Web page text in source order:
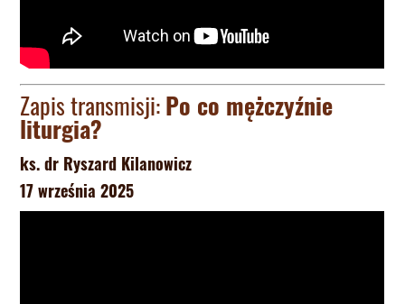
Zapis transmisji:Po co mężczyźnie
liturgia?
ks. dr Ryszard Kilanowicz
17 września 2025